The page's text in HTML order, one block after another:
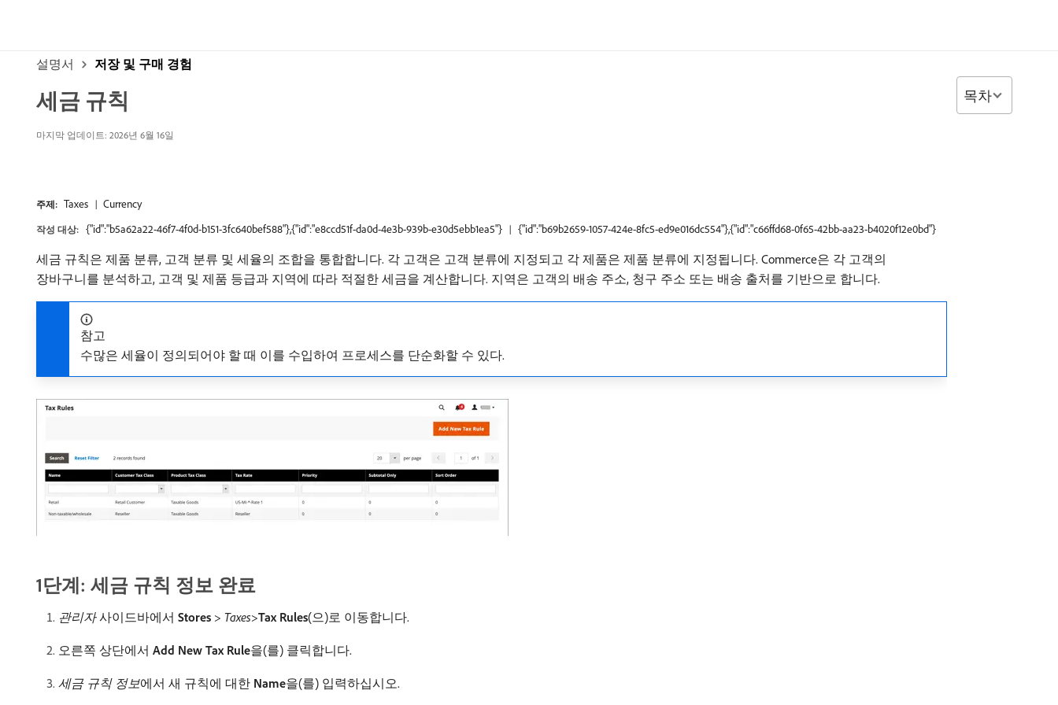
설명서 저장 및 구매 경험
세금 규칙
마지막 업데이트: 2026년 6월 16일
주제: Taxes Currency
작성 대상: {"id":"b5a62a22-46f7-4f0d-b151-3fc640bef588"},{"id":"e8ccd51f-da0d-4e3b-939b-e30d5ebb1ea5"} {"id":"b69b2659-1057-424e-8fc5-ed9e016dc554"},{"id":"c66ffd68-0f65-42bb-aa23-b4020f12e0bd"}
세금 규칙은 제품 분류, 고객 분류 및 세율의 조합을 통합합니다. 각 고객은 고객 분류에 지정되고 각 제품은 제품 분류에 지정됩니다. Commerce은 각 고객의
장바구니를 분석하고, 고객 및 제품 등급과 지역에 따라 적절한 세금을 계산합니다. 지역은 고객의 배송 주소, 청구 주소 또는 배송 출처를 기반으로 합니다.
참고
수많은 세율이 정의되어야 할 때 이를 수입하여 프로세스를 단순화할 수 있다.
1단계: 세금 규칙 정보 완료
관리자사이드바에서 Stores > Taxes>Tax Rules(으)로 이동합니다.
오른쪽 상단에서 Add New Tax Rule​을(를) 클릭합니다.
세금 규칙 정보​에서 새 규칙에 대한 Name​을(를) 입력하십시오.
목차